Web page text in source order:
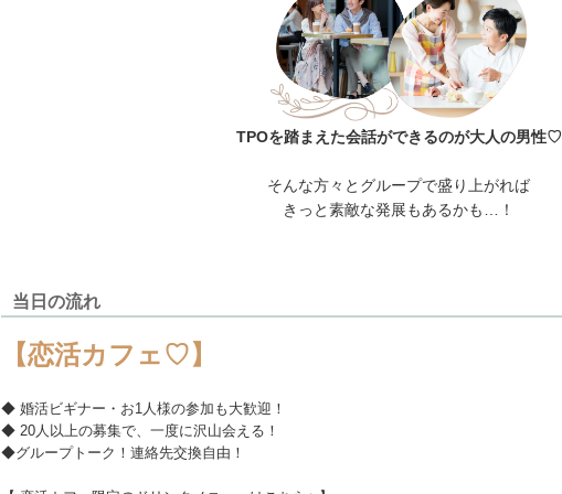
TPOを踏まえた会話ができるのが大人の男性♡
そんな方々とグループで盛り上がれば
きっと素敵な発展もあるかも…！
当日の流れ
【恋活カフェ♡】
◆ 婚活ビギナー・お1人様の参加も大歓迎！
◆ 20人以上の募集で、一度に沢山会える！
◆グループトーク！連絡先交換自由！